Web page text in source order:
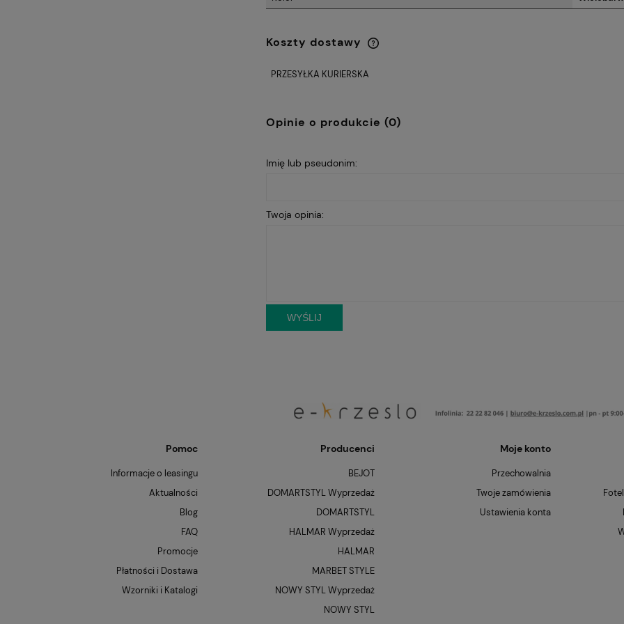
Koszty dostawy
PRZESYŁKA KURIERSKA
Opinie o produkcie (0)
Imię lub pseudonim:
Twoja opinia:
WYŚLIJ
Pomoc
Informacje o leasingu
Aktualności
Blog
FAQ
Promocje
Płatności i Dostawa
Wzorniki i Katalogi
Producenci
BEJOT
DOMARTSTYL Wyprzedaż
DOMARTSTYL
HALMAR Wyprzedaż
HALMAR
MARBET STYLE
NOWY STYL Wyprzedaż
NOWY STYL
Moje konto
Przechowalnia
Twoje zamówienia
Ustawienia konta